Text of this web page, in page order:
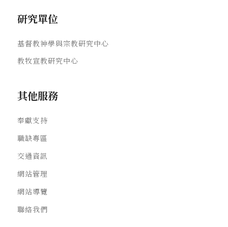
研究單位
基督教神學與宗教研究中心
教牧宣教研究中心
其他服務
奉獻支持
職缺專區
交通資訊
網站管理
網站導覽
聯絡我們